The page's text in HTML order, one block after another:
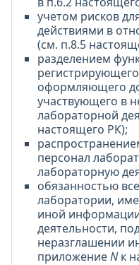
учетом рисков
действиями в
(см. п.8.5
разделением
оформляющего
участвующего в
лабораторной
настоящего РК);
персонал
лабораторную
обязанностью
лаборатории,
иной
деятельности,
неразглашении
приложениеNк